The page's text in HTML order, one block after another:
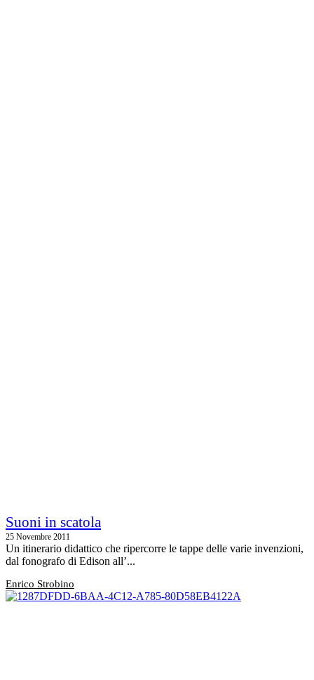
Suoni in scatola
25 Novembre 2011
Un itinerario didattico che ripercorre le tappe delle varie invenzioni,
dal fonografo di Edison all’...
Enrico Strobino